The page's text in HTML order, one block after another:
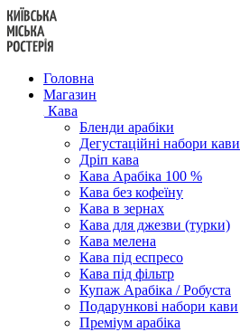
Перейти
до
вмісту
Головна
Магазин
Кава
Бленди арабіки
Дегустаційні набори кави
Дріп кава
Кава Арабіка 100 %
Кава без кофеїну
Кава в зернах
Кава для джезви (турки)
Кава мелена
Кава під еспресо
Кава під фільтр
Купаж Арабіка / Робуста
Подарункові набори кави
Преміум арабіка